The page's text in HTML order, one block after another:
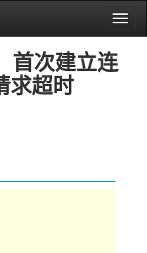
Toggle
首次建立连
求超时